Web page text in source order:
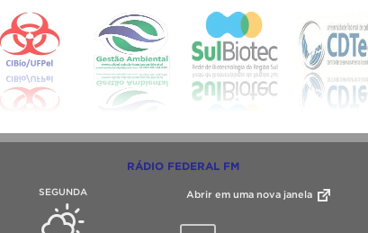
SEGUNDA
RÁDIO FEDERAL FM
Abrir em uma nova janela